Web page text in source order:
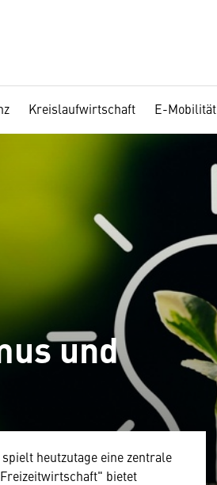
Kreislaufwirtschaft E-Mobilität
und
heutzutage eine zentrale
bietet